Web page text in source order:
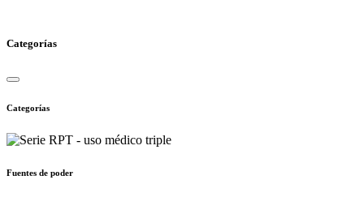
Categorías
Categorías
Fuentes de poder